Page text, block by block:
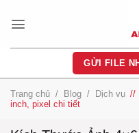
qua
GỬI FILE
Trang chủ / Blog / Dịch vụ /
inch, pixel chi tiết